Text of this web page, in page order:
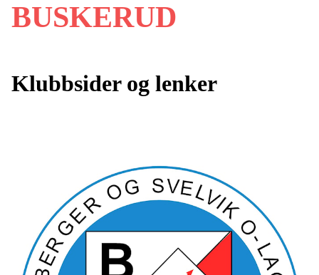
BUSKERUD
Klubbsider og lenker